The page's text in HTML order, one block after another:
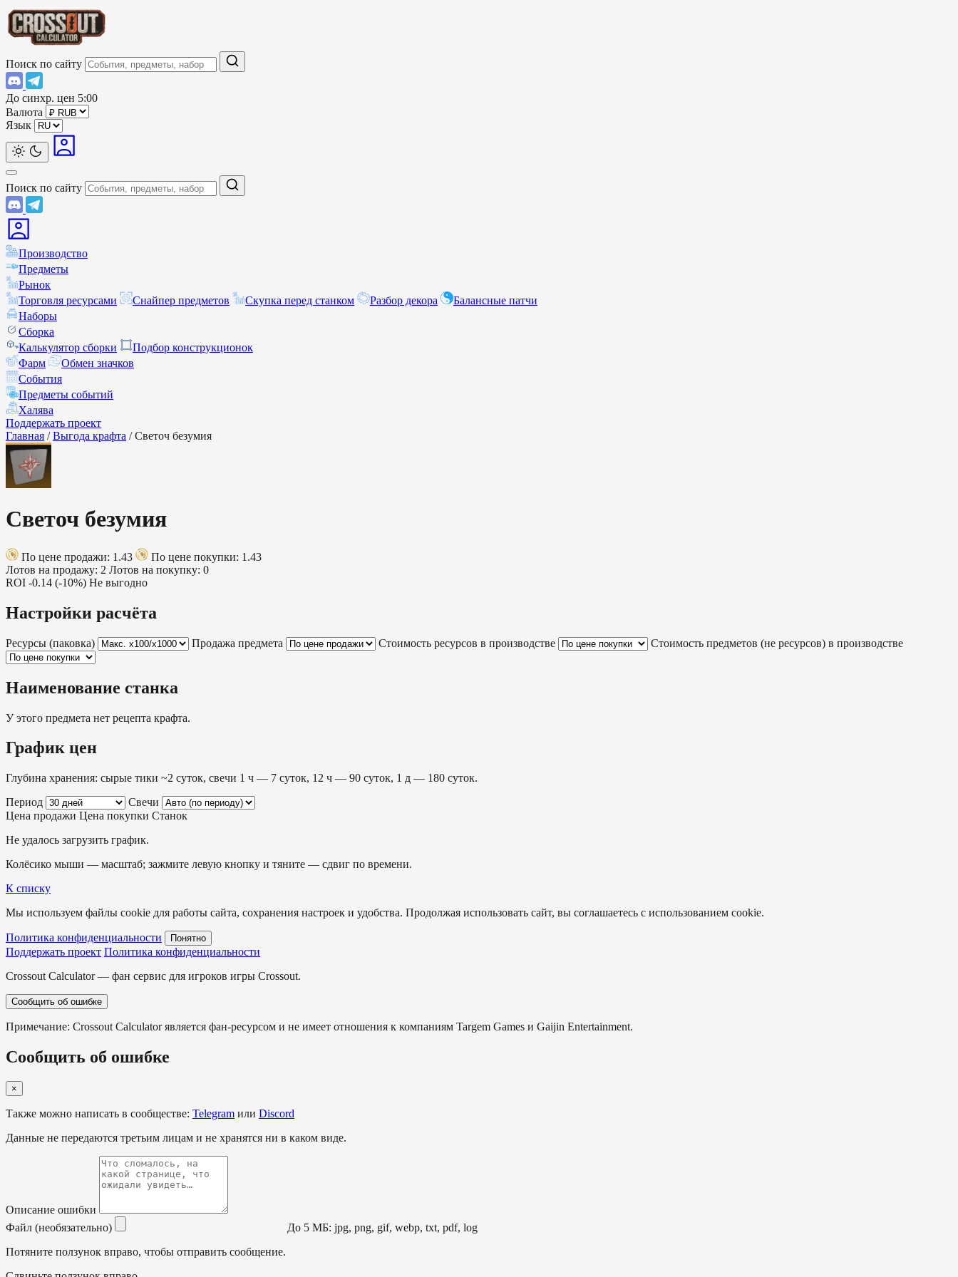
Поиск по сайту
До синхр. цен 5:00
Валюта
Язык
Поиск по сайту
Производство
Предметы
Рынок
Торговля ресурсами
Снайпер предметов Скупка перед станком Разбор декора
Балансные патчи
Наборы
Сборка
Калькулятор сборки
Подбор конструкционок
Фарм
Обмен значков
События
Предметы событий
Халява
Поддержать проект
Главная / Выгода крафта / Светоч безумия
Светоч безумия
По цене продажи: 1.43
По цене покупки: 1.43
Лотов на продажу: 2 Лотов на покупку: 0
ROI -0.14 (-10%) Не выгодно
Настройки расчёта
Ресурсы (паковка) Продажа предмета Стоимость ресурсов в производстве Стоимость предметов (не ресурсов) в производстве
Наименование станка
У этого предмета нет рецепта крафта.
График цен
Глубина хранения: сырые тики ~2 суток, свечи 1 ч — 7 суток, 12 ч — 90 суток, 1 д — 180 суток.
Период
Свечи
Цена продажи Цена покупки Станок
Не удалось загрузить график.
Колёсико мыши — масштаб; зажмите левую кнопку и тяните — сдвиг по времени.
К списку
Мы используем файлы cookie для работы сайта, сохранения настроек и удобства. Продолжая использовать сайт, вы соглашаетесь с использованием cookie.
Политика конфиденциальности Понятно
Поддержать проект Политика конфиденциальности
Crossout Calculator — фан сервис для игроков игры Crossout.
Сообщить об ошибке
Примечание: Crossout Calculator является фан-ресурсом и не имеет отношения к компаниям Targem Games и Gaijin Entertainment.
Сообщить об ошибке
×
Также можно написать в сообществе: Telegram или Discord
Данные не передаются третьим лицам и не хранятся ни в каком виде.
Описание ошибки
Файл (необязательно)
До 5 МБ: jpg, png, gif, webp, txt, pdf, log
Потяните ползунок вправо, чтобы отправить сообщение.